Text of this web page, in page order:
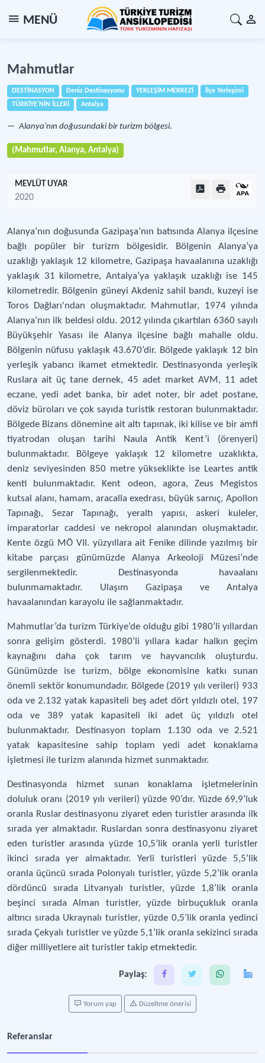
MENÜ
Mahmutlar
DESTİNASYON Deniz Destinasyonu YERLEŞİM MERKEZİ
İlçe Yerleşimi
TÜRKİYE'NİN İLLERİ
Antalya
Alanya’nın doğusundaki bir turizm bölgesi.
(Mahmutlar, Alanya, Antalya)
MEVLÜT UYAR
2020
Alanya’nın doğusunda Gazipaşa’nın batısında Alanya ilçesine
bağlı popüler bir turizm bölgesidir. Bölgenin Alanya’ya
uzaklığı yaklaşık 12 kilometre, Gazipaşa havaalanına uzaklığı
yaklaşık 31 kilometre, Antalya’ya yaklaşık uzaklığı ise 145
kilometredir. Bölgenin güneyi Akdeniz sahil bandı, kuzeyi ise
Toros Dağları'ndan oluşmaktadır. Mahmutlar, 1974 yılında
Alanya’nın ilk beldesi oldu. 2012 yılında çıkartılan 6360 sayılı
Büyükşehir Yasası ile Alanya ilçesine bağlı mahalle oldu.
Bölgenin nüfusu yaklaşık 43.670’dir. Bölgede yaklaşık 12 bin
yerleşik yabancı ikamet etmektedir. Destinasyonda yerleşik
Ruslara ait üç tane dernek, 45 adet market AVM, 11 adet
eczane, yedi adet banka, bir adet noter, bir adet postane,
döviz büroları ve çok sayıda turistik restoran bulunmaktadır.
Bölgede Bizans dönemine ait altı tapınak, iki kilise ve bir amfi
tiyatrodan oluşan tarihi Naula Antik Kent’i (örenyeri)
bulunmaktadır. Bölgeye yaklaşık 12 kilometre uzaklıkta,
deniz seviyesinden 850 metre yükseklikte ise Leartes antik
kenti bulunmaktadır. Kent odeon, agora, Zeus Megistos
kutsal alanı, hamam, aracalla exedrası, büyük sarnıç, Apollon
Tapınağı, Sezar Tapınağı, yeraltı yapısı, askeri kuleler,
imparatorlar caddesi ve nekropol alanından oluşmaktadır.
Kente özgü MÖ VII. yüzyıllara ait Fenike dilinde yazılmış bir
kitabe parçası günümüzde Alanya Arkeoloji Müzesi’nde
sergilenmektedir. Destinasyonda havaalanı
bulunmamaktadır. Ulaşım Gazipaşa ve Antalya
havaalanından karayolu ile sağlanmaktadır.
Mahmutlar’da turizm Türkiye’de olduğu gibi 1980’li yıllardan
sonra gelişim gösterdi. 1980’li yıllara kadar halkın geçim
kaynağını daha çok tarım ve hayvancılık oluşturdu.
Günümüzde ise turizm, bölge ekonomisine katkı sunan
önemli sektör konumundadır. Bölgede (2019 yılı verileri) 933
oda ve 2.132 yatak kapasiteli beş adet dört yıldızlı otel, 197
oda ve 389 yatak kapasiteli iki adet üç yıldızlı otel
bulunmaktadır. Destinasyon toplam 1.130 oda ve 2.521
yatak kapasitesine sahip toplam yedi adet konaklama
işletmesi ile turizm alanında hizmet sunmaktadır.
Destinasyonda hizmet sunan konaklama işletmelerinin
doluluk oranı (2019 yılı verileri) yüzde 90’dır. Yüzde 69,9’luk
oranla Ruslar destinasyonu ziyaret eden turistler arasında ilk
sırada yer almaktadır. Ruslardan sonra destinasyonu ziyaret
eden turistler arasında yüzde 10,5’lik oranla yerli turistler
ikinci sırada yer almaktadır. Yerli turistleri yüzde 5,5’lik
oranla üçüncü sırada Polonyalı turistler, yüzde 5,2’lik oranla
dördüncü sırada Litvanyalı turistler, yüzde 1,8’lik oranla
beşinci sırada Alman turistler, yüzde birbuçukluk oranla
altıncı sırada Ukraynalı turistler, yüzde 0,5’lik oranla yedinci
sırada Çekyalı turistler ve yüzde 5,1’lik oranla sekizinci sırada
diğer milliyetlere ait turistler takip etmektedir.
Paylaş:
Yorum yap Düzeltme önerisi
Referanslar